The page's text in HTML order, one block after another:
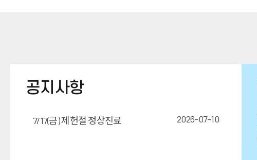
공지사항
7/17(금) 제헌절 정상진료 2026-07-10